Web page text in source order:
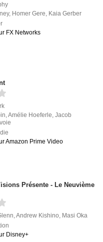
, Homer Gere, Kaia Gerber
FX Networks
,Amélie Hoeferle,Jacob
Amazon Prime Video
Présente - Le Neuvième
,Andrew Kishino Masi Oka
Disney+